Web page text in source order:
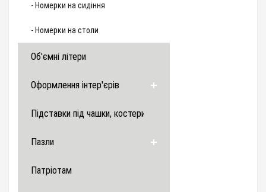
- Номерки на сидіння
- Номерки на столи
Об'ємні літери
Оформлення інтер'єрів
Підставки під чашки, костери
Пазли
Патріотам